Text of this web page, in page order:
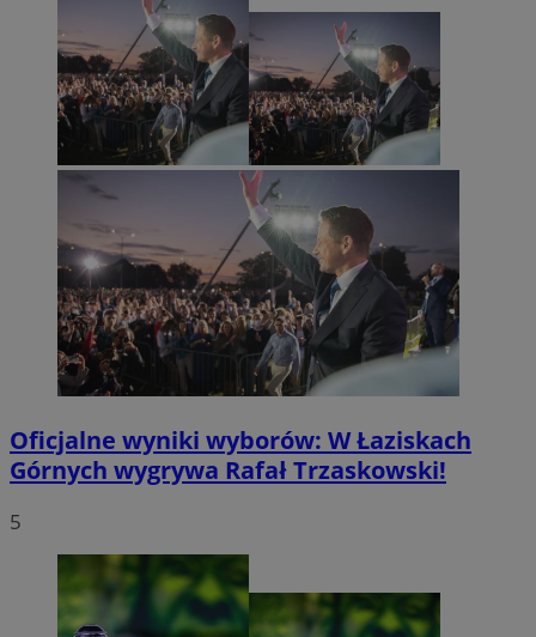
Oficjalne wyniki wyborów: W Łaziskach
Górnych wygrywa Rafał Trzaskowski!
5